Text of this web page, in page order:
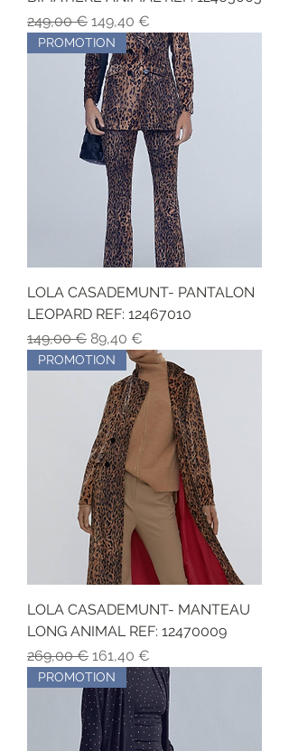
Обычная цена
249,00 € Цена со скидкой
149,40 €
PROMOTION
LOLA CASADEMUNT- PANTALON
LEOPARD REF: 12467010
Обычная цена
149,00 € Цена со скидкой
89,40 €
PROMOTION
LOLA CASADEMUNT- MANTEAU
LONG ANIMAL REF: 12470009
Обычная цена
269,00 € Цена со скидкой
161,40 €
PROMOTION